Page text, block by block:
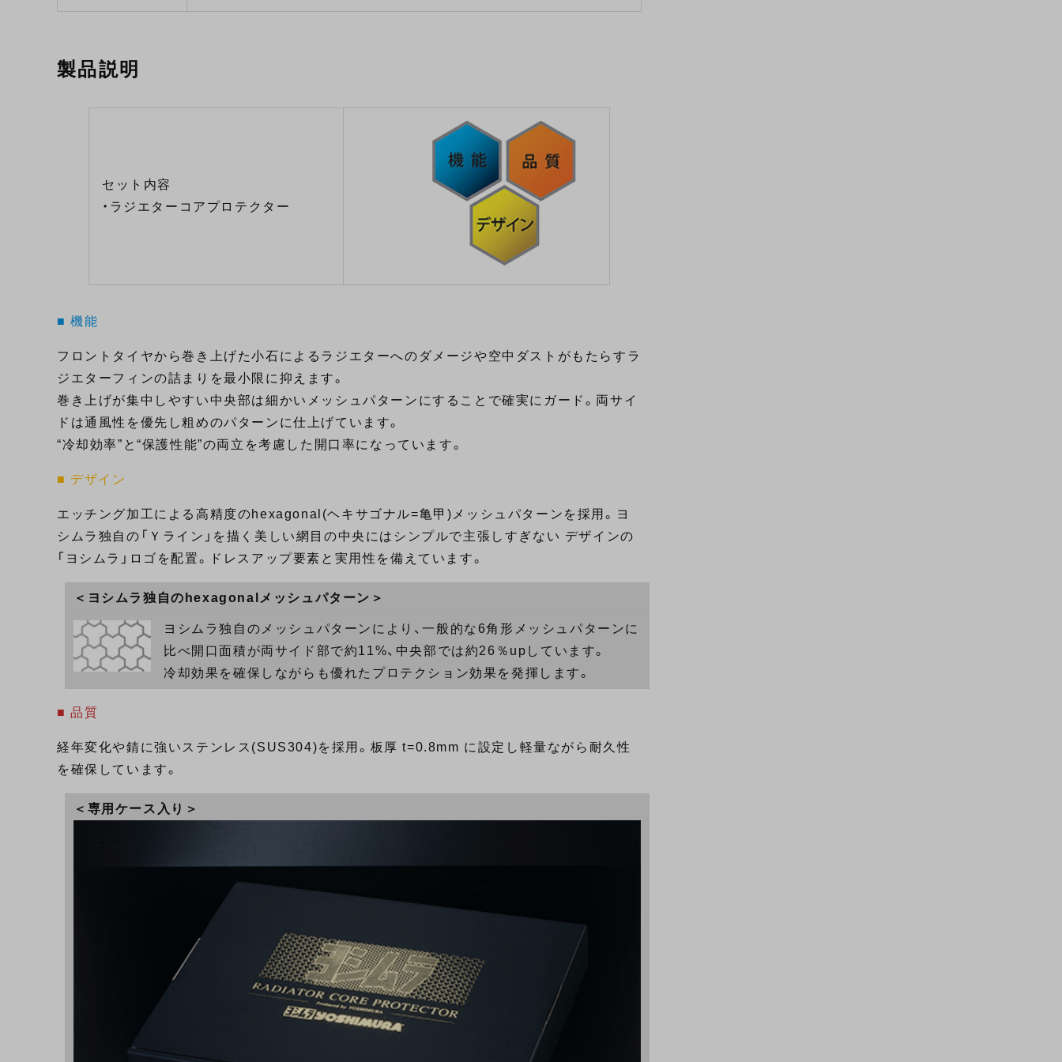
製品説明
セット内容
・ラジエターコアプロテクター
■ 機能
フロントタイヤから巻き上げた小石によるラジエターへのダメージや空中ダストがもたらすラ
ジエターフィンの詰まりを最小限に抑えます。
巻き上げが集中しやすい中央部は細かいメッシュパターンにすることで確実にガード。両サイ
ドは通風性を優先し粗めのパターンに仕上げています。
“冷却効率”と“保護性能”の両立を考慮した開口率になっています。
■ デザイン
エッチング加工による高精度のhexagonal(ヘキサゴナル=亀甲)メッシュパターンを採用。ヨ
シムラ独自の「Ｙライン」を描く美しい網目の中央にはシンプルで主張しすぎない デザインの
「ヨシムラ」ロゴを配置。ドレスアップ要素と実用性を備えています。
＜ヨシムラ独自のhexagonalメッシュパターン＞
ヨシムラ独自のメッシュパターンにより、一般的な6角形メッシュパターンに
比べ開口面積が両サイド部で約11%、中央部では約26％upしています。
冷却効果を確保しながらも優れたプロテクション効果を発揮します。
■ 品質
経年変化や錆に強いステンレス(SUS304)を採用。板厚 t=0.8mm に設定し軽量ながら耐久性
を確保しています。
＜専用ケース入り＞